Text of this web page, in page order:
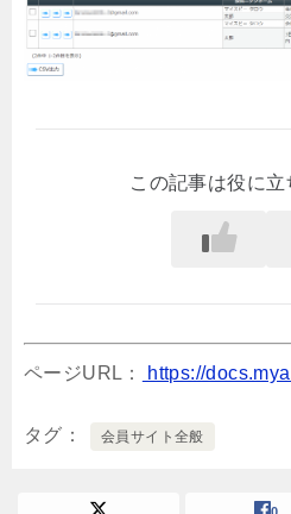
この記事は役に立
ページURL： https://
タグ 会員サイト全般